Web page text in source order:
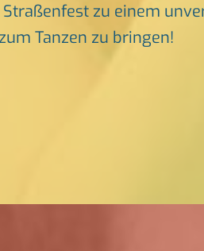
zu einem
Tanzen zu bringen!